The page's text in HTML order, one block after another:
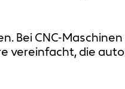
Bei CNC-
vereinfacht, die